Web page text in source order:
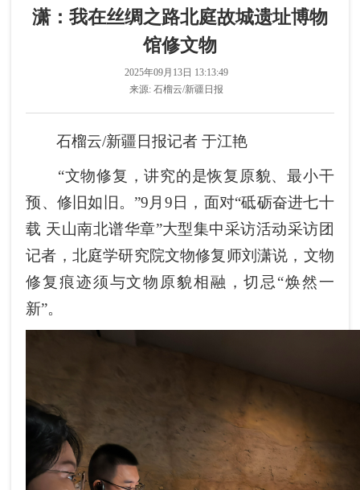
潇：我在丝绸之路北庭故城遗址博物
馆修文物
2025年09月13日 13:13:49
来源:石榴云/新疆日报
石榴云/新疆日报记者 于江艳
“文物修复，讲究的是恢复原貌、最小干
预、修旧如旧。”9月9日，面对“砥砺奋进七十
载 天山南北谱华章”大型集中采访活动采访团
记者，北庭学研究院文物修复师刘潇说，文物
修复痕迹须与文物原貌相融，切忌“焕然一
新”。